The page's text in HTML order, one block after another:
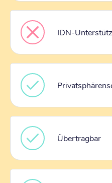
IDN-
Übertragbar